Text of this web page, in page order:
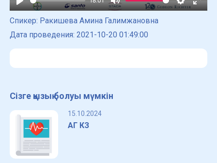
Play Mute Settings
Enter
Спикер: Ракишева Амина Галимжановна
Дата проведения: 2021-10-20 01:49:00
Сізге қызық болуы мүмкін
15.10.2024
АГ КЗ